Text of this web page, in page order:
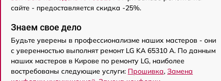
сайте - предоставляется скидка -25%.
Знаем свое дело
Будьте уверены в профессионализме наших мастеров - они
с уверенностью выполнят ремонт LG KA 65310 A. По данным
наших мастеров в Кирове по ремонту LG, наиболее
востребованы следующие услуги: Прошивка, Замена